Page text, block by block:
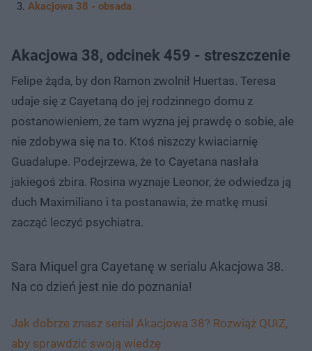
Akacjowa 38 - obsada
Akacjowa 38, odcinek 459 - streszczenie
Felipe żąda, by don Ramon zwolnił Huertas. Teresa
udaje się z Cayetaną do jej rodzinnego domu z
postanowieniem, że tam wyzna jej prawdę o sobie, ale
nie zdobywa się na to. Ktoś niszczy kwiaciarnię
Guadalupe. Podejrzewa, że to Cayetana nasłała
jakiegoś zbira. Rosina wyznaje Leonor, że odwiedza ją
duch Maximiliano i ta postanawia, że matkę musi
zacząć leczyć psychiatra.
Sara Miquel gra Cayetanę w serialu Akacjowa 38.
Na co dzień jest nie do poznania!
Jak dobrze znasz serial Akacjowa 38? Rozwiąż QUIZ,
aby sprawdzić swoją wiedzę